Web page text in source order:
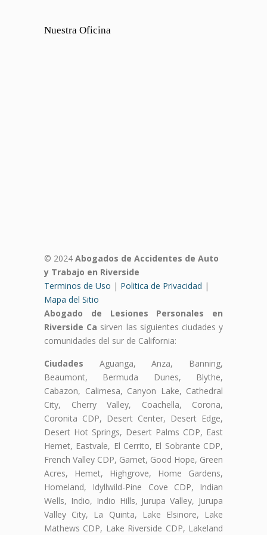
Nuestra Oficina
© 2024 Abogados de Accidentes de Auto
y Trabajo en Riverside
Terminos de Uso | Politica de Privacidad |
Mapa del Sitio
Abogado de Lesiones Personales en
Riverside Ca sirven las siguientes ciudades y
comunidades del sur de California:
Ciudades Aguanga, Anza, Banning,
Beaumont, Bermuda Dunes, Blythe,
Cabazon, Calimesa, Canyon Lake, Cathedral
City, Cherry Valley, Coachella, Corona,
Coronita CDP, Desert Center, Desert Edge,
Desert Hot Springs, Desert Palms CDP, East
Hemet, Eastvale, El Cerrito, El Sobrante CDP,
French Valley CDP, Garnet, Good Hope, Green
Acres, Hemet, Highgrove, Home Gardens,
Homeland, Idyllwild-Pine Cove CDP, Indian
Wells, Indio, Indio Hills, Jurupa Valley, Jurupa
Valley City, La Quinta, Lake Elsinore, Lake
Mathews CDP, Lake Riverside CDP, Lakeland